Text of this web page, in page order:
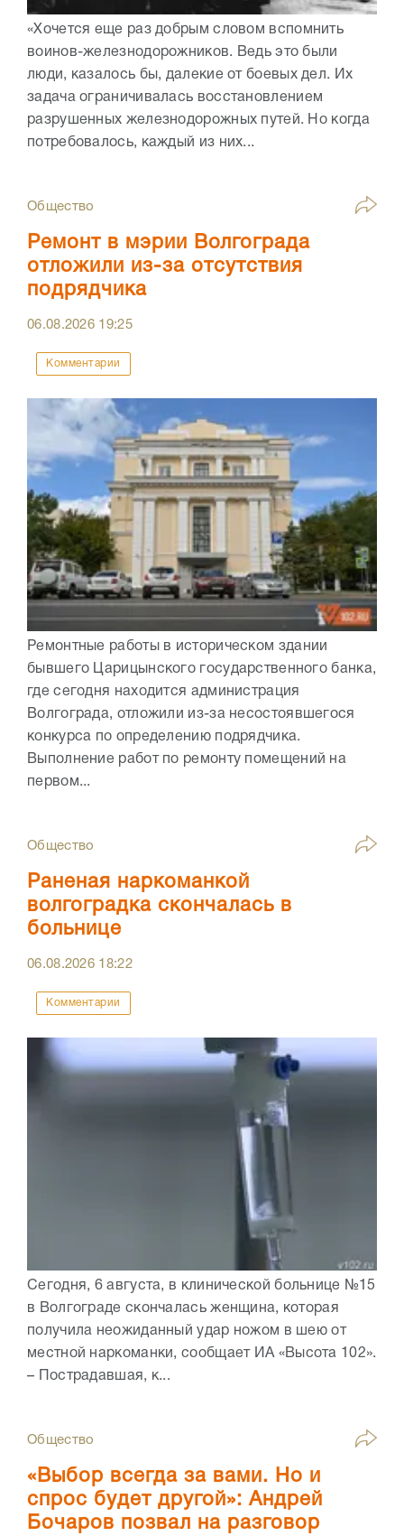
«Хочется еще раз добрым словом вспомнить
воинов-железнодорожников. Ведь это были
люди, казалось бы, далекие от боевых дел. Их
задача ограничивалась восстановлением
разрушенных железнодорожных путей. Но когда
потребовалось, каждый из них...
Общество
Ремонт в мэрии Волгограда
отложили из-за отсутствия
подрядчика
06.08.2026 19:25
Комментарии
Ремонтные работы в историческом здании
бывшего Царицынского государственного банка,
где сегодня находится администрация
Волгограда, отложили из-за несостоявшегося
конкурса по определению подрядчика.
Выполнение работ по ремонту помещений на
первом...
Общество
Раненая наркоманкой
волгоградка скончалась в
больнице
06.08.2026 18:22
Комментарии
Сегодня, 6 августа, в клинической больнице №15
в Волгограде скончалась женщина, которая
получила неожиданный удар ножом в шею от
местной наркоманки, сообщает ИА «Высота 102».
– Пострадавшая, к...
Общество
«Выбор всегда за вами. Но и
спрос будет другой»: Андрей
Бочаров позвал на разговор